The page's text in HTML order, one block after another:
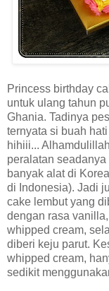
Princess birthday
untuk ulang tahun
Ghania. Tadinya
ternyata si buah
hihiii...
peralatan
banyak alat di
di Indonesia). Jadi
cake lembut yang
dengan rasa
whipped cream,
diberi keju parut.
whipped cream,
sedikit